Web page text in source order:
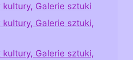
Galerie sztuki
Galerie sztuki,
Galerie sztuki,